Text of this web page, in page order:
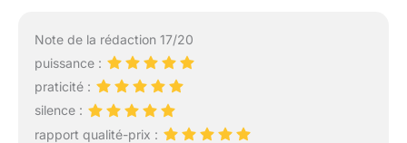
Note de la rédaction 17/20
puissance :
praticité :
silence :
rapport qualité-prix :